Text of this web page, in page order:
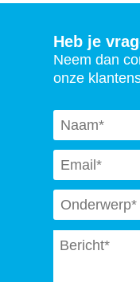
Heb je
Neem dan
onze
Naam *
Email *
Subject *
Message *